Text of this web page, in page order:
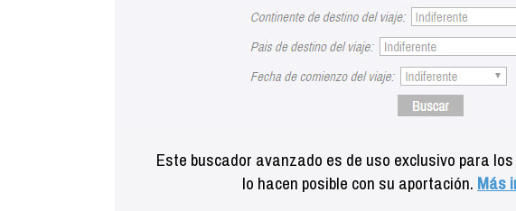
Este buscador avanzado es de uso exclusivo para
lo hacen posible con su aportación. Más